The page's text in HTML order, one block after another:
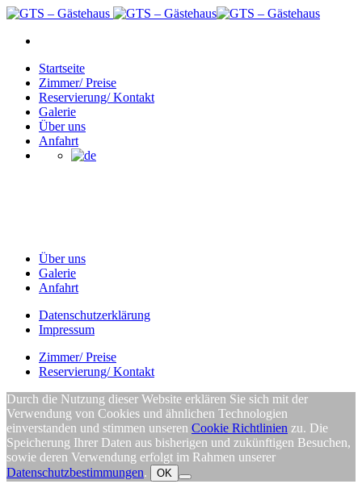
Startseite
Zimmer/ Preise
Reservierung/ Kontakt
Galerie
Über uns
Anfahrt
Über uns
Galerie
Anfahrt
Datenschutzerklärung
Impressum
Zimmer/ Preise
Reservierung/ Kontakt
Durch die Nutzung dieser Website erklären Sie sich mit der
Verwendung von Cookies und ähnlichen Technologien
einverstanden und stimmen unseren Cookie Richtlinien zu. Die
Speicherung Ihrer Daten aus bisherigen und zukünftigen Besuchen,
sowie deren Verwendung erfolgt im Rahmen unserer
Datenschutzbestimmungen. OK